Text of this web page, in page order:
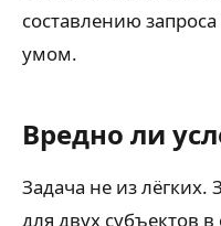
составлению
умом.
Вредно ли
Задача не из лёгких.
для двух субъектов